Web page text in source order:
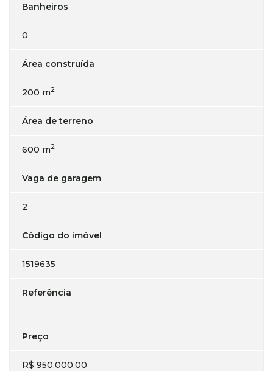
Banheiros
0
Área construída
200 m2
Área de terreno
600 m2
Vaga de garagem
2
Código do imóvel
1519635
Referência
Preço
R$ 950.000,00